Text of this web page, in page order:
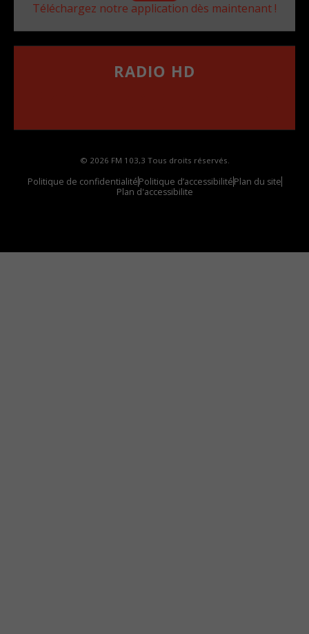
Téléchargez notre application dès maintenant !
RADIO HD
© 2026 FM 103,3 Tous droits réservés.
Politique de confidentialitéPolitique d’accessibilitéPlan du site
Plan d'accessibilite